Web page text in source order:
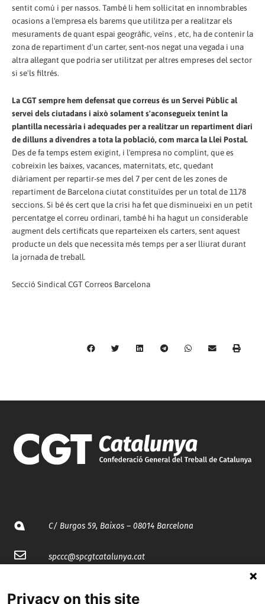
sentit comú i per nassos. També li hem sol·licitat en innombrables
ocasions a l'empresa els barems que utilitza per a realitzar els
mesuraments de quant espai geogràfic, veïns , etc, ha de contenir la
zona de repartiment d'un carter, sent-nos negat una vegada i una
altra al·legant que podria ser utilitzat per altres empreses del sector
si se'ls filtrés.
La CGT sempre hem defensat que correus és un Servei Públic al
servei dels ciutadans i això solament s'aconsegueix tenint la
plantilla necessària i adequades per a realitzar un repartiment diari
de dilluns a divendres a tota la població, com marca la Llei Postal.
Des de fa temps estem exigint, i l'empresa no complint, que es
cobreixin les baixes, vacances, maternitats, etc, quedant
diàriament per repartir-se mes del 7 per cent de les zones de
repartiment de Barcelona ciutat constituïdes per un total de 1178
seccions. Si bé és cert que la crisi ha fet que disminueixi en un petit
percentatge el correu ordinari, també hi ha hagut un considerable
augment dels certificats que reparteixen els carters, sent aquest
producte un dels que necessita més temps per a ser lliurat durant
la jornada de treball.
Secció Sindical CGT Correos Barcelona
C/ Burgos 59, Baixos – 08014 Barcelona
spccc@spcgtcatalunya.cat
Privacy on this site